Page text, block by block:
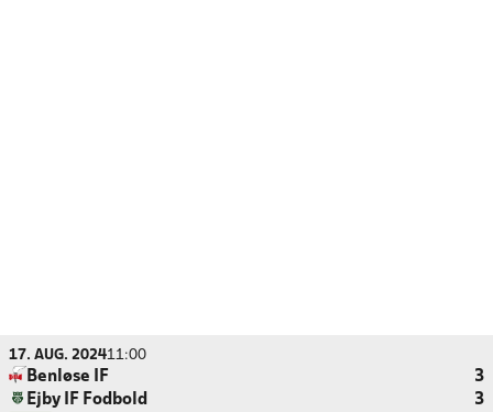
17. AUG. 202411:00
Benløse IF
3
Ejby IF Fodbold
3